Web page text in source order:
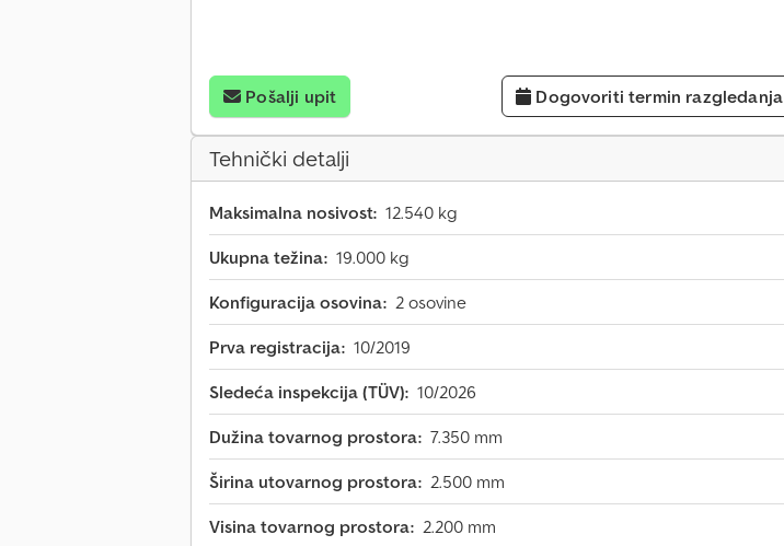
Pošalji upit Dogovoriti termin razgledanja
Tehnički detalji
Maksimalna nosivost: 12.540 kg
Ukupna težina: 19.000 kg
Konfiguracija osovina: 2 osovine
Prva registracija: 10/2019
Sledeća inspekcija (TÜV): 10/2026
Dužina tovarnog prostora: 7.350 mm
Širina utovarnog prostora: 2.500 mm
Visina tovarnog prostora: 2.200 mm